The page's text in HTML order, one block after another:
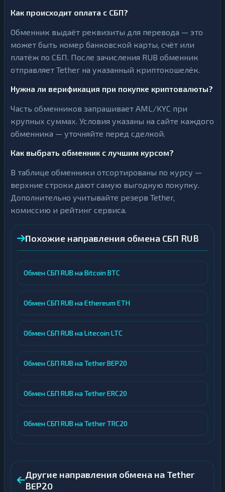
Как происходит оплата с СБП?
Обменник выдаёт реквизиты для перевода — это
может быть номер банковской карты, счёт или
платёж по СБП. После зачисления RUB обменник
отправляет Tether на указанный криптокошелёк.
Нужна ли верификация при покупке криптовалюты?
Часть обменников запрашивает AML/KYC при
крупных суммах. Условия указаны на сайте каждого
обменника — уточняйте перед сделкой.
Как выбрать обменник с лучшим курсом?
В таблице обменники отсортированы по курсу —
верхние строки дают самую выгодную покупку.
Дополнительно учитывайте резерв Tether,
комиссию и рейтинг сервиса.
Похожие направления обмена СБП RUB
Обмен СБП RUB на Bitcoin BTC
Обмен СБП RUB на Ethereum ETH
Обмен СБП RUB на Litecoin LTC
Обмен СБП RUB на Tether BEP20
Обмен СБП RUB на Tether ERC20
Обмен СБП RUB на Tether TRC20
Другие направления обмена на Tether
BEP20